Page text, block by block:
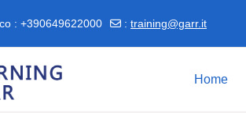
: +390649622000 : training@garr.it
Home